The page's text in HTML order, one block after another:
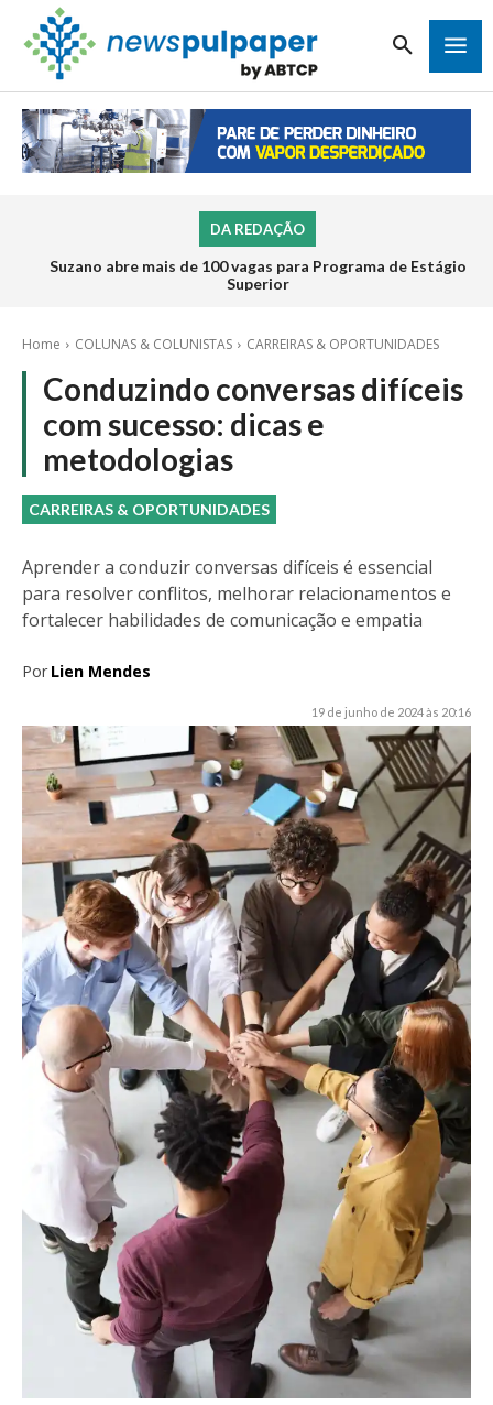
DA REDAÇÃO
Suzano abre mais de 100 vagas para Programa de Estágio
Superior
Inscrições para o Programa de Estágio 2026 da Veracel
abrem na próxima semana
Home COLUNAS & COLUNISTAS CARREIRAS & OPORTUNIDADES
Conduzindo conversas difíceis
com sucesso: dicas e
metodologias
CARREIRAS & OPORTUNIDADES
Aprender a conduzir conversas difíceis é essencial
para resolver conflitos, melhorar relacionamentos e
fortalecer habilidades de comunicação e empatia
Por Lien Mendes
19 de junho de 2024 às 20:16